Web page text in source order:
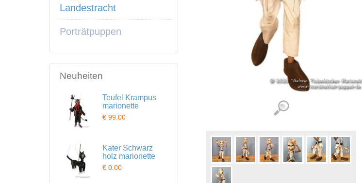
Landestracht
Porträtpuppen
Neuheiten
Teufel Krampus
marionette
€ 99.00
Kater Schwarz
holz marionette
€ 0.00